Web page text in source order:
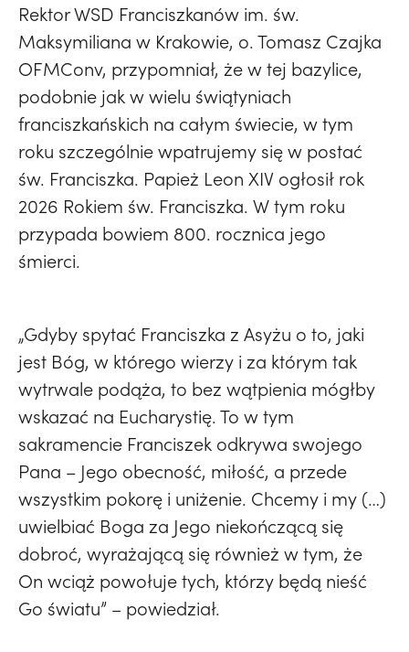
Rektor WSD Franciszkanów im. św.
Maksymiliana w Krakowie, o. Tomasz Czajka
OFMConv, przypomniał, że w tej bazylice,
podobnie jak w wielu świątyniach
franciszkańskich na całym świecie, w tym
roku szczególnie wpatrujemy się w postać
św. Franciszka. Papież Leon XIV ogłosił rok
2026 Rokiem św. Franciszka. W tym roku
przypada bowiem 800. rocznica jego
śmierci.
„Gdyby spytać Franciszka z Asyżu o to, jaki
jest Bóg, w którego wierzy i za którym tak
wytrwale podąża, to bez wątpienia mógłby
wskazać na Eucharystię. To w tym
sakramencie Franciszek odkrywa swojego
Pana – Jego obecność, miłość, a przede
wszystkim pokorę i uniżenie. Chcemy i my (…)
uwielbiać Boga za Jego niekończącą się
dobroć, wyrażającą się również w tym, że
On wciąż powołuje tych, którzy będą nieść
Go światu” – powiedział.